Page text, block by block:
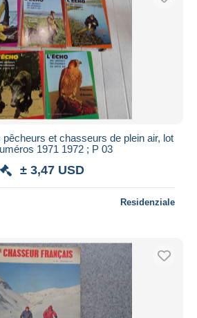
et chasseurs de plein air, lot
1971 1972 ; P 03
± 3,47 USD
Residenziale